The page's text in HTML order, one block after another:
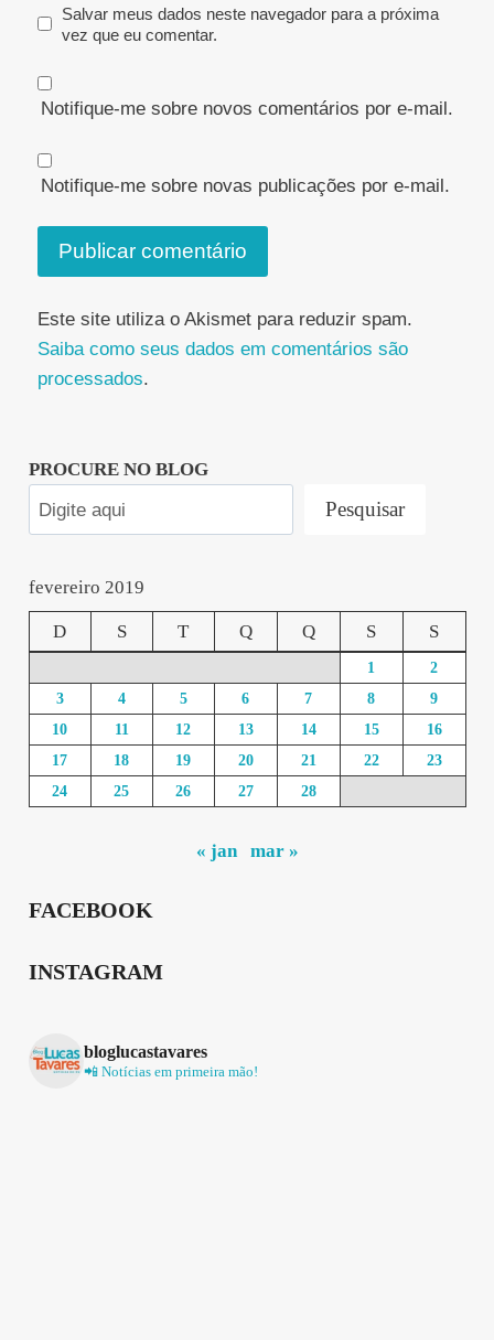
Salvar meus dados neste navegador para a próxima
vez que eu comentar.
Notifique-me sobre novos comentários por e-mail.
Notifique-me sobre novas publicações por e-mail.
Este site utiliza o Akismet para reduzir spam.
Saiba como seus dados em comentários são
processados.
PROCURE NO BLOG
Pesquisar
fevereiro 2019
D S T Q Q S S
1
2
3
4 5 6 7 8
9
10
11 12 13 14 15
16
17
18 19 20 21 22
23
24
25 26 27 28
« jan mar »
FACEBOOK
INSTAGRAM
bloglucastavares
📲 Notícias em primeira mão!